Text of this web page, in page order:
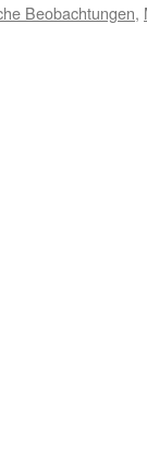
Beobachtungen,